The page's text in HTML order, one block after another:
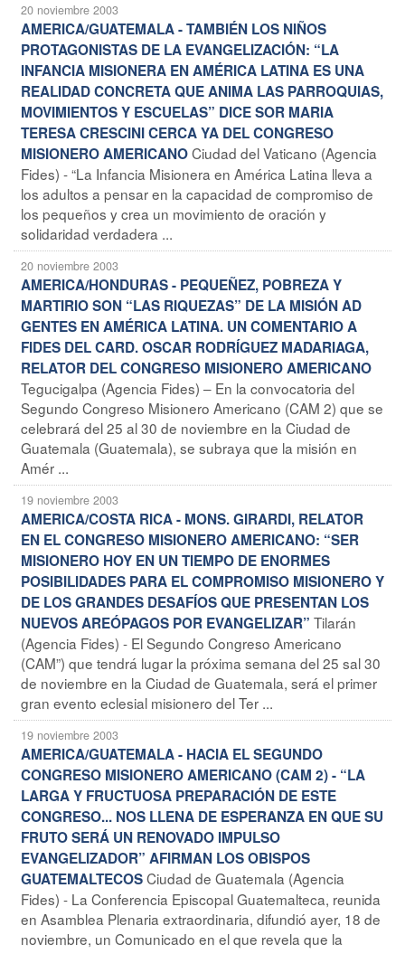
20 noviembre 2003
AMERICA/GUATEMALA - TAMBIÉN LOS NIÑOS
PROTAGONISTAS DE LA EVANGELIZACIÓN: “LA
INFANCIA MISIONERA EN AMÉRICA LATINA ES UNA
REALIDAD CONCRETA QUE ANIMA LAS PARROQUIAS,
MOVIMIENTOS Y ESCUELAS” DICE SOR MARIA
TERESA CRESCINI CERCA YA DEL CONGRESO
MISIONERO AMERICANOCiudad del Vaticano (Agencia
Fides) - “La Infancia Misionera en América Latina lleva a
los adultos a pensar en la capacidad de compromiso de
los pequeños y crea un movimiento de oración y
solidaridad verdadera ...
20 noviembre 2003
AMERICA/HONDURAS - PEQUEÑEZ, POBREZA Y
MARTIRIO SON “LAS RIQUEZAS” DE LA MISIÓN AD
GENTES EN AMÉRICA LATINA. UN COMENTARIO A
FIDES DEL CARD. OSCAR RODRÍGUEZ MADARIAGA,
RELATOR DEL CONGRESO MISIONERO AMERICANO
Tegucigalpa (Agencia Fides) – En la convocatoria del
Segundo Congreso Misionero Americano (CAM 2) que se
celebrará del 25 al 30 de noviembre en la Ciudad de
Guatemala (Guatemala), se subraya que la misión en
Amér ...
19 noviembre 2003
AMERICA/COSTA RICA - MONS. GIRARDI, RELATOR
EN EL CONGRESO MISIONERO AMERICANO: “SER
MISIONERO HOY EN UN TIEMPO DE ENORMES
POSIBILIDADES PARA EL COMPROMISO MISIONERO Y
DE LOS GRANDES DESAFÍOS QUE PRESENTAN LOS
NUEVOS AREÓPAGOS POR EVANGELIZAR” Tilarán
(Agencia Fides) - El Segundo Congreso Americano
(CAM”) que tendrá lugar la próxima semana del 25 sal 30
de noviembre en la Ciudad de Guatemala, será el primer
gran evento eclesial misionero del Ter ...
19 noviembre 2003
AMERICA/GUATEMALA - HACIA EL SEGUNDO
CONGRESO MISIONERO AMERICANO (CAM 2) - “LA
LARGA Y FRUCTUOSA PREPARACIÓN DE ESTE
CONGRESO... NOS LLENA DE ESPERANZA EN QUE SU
FRUTO SERÁ UN RENOVADO IMPULSO
EVANGELIZADOR” AFIRMAN LOS OBISPOS
GUATEMALTECOSCiudad de Guatemala (Agencia
Fides) - La Conferencia Episcopal Guatemalteca, reunida
en Asamblea Plenaria extraordinaria, difundió ayer, 18 de
noviembre, un Comunicado en el que revela que la